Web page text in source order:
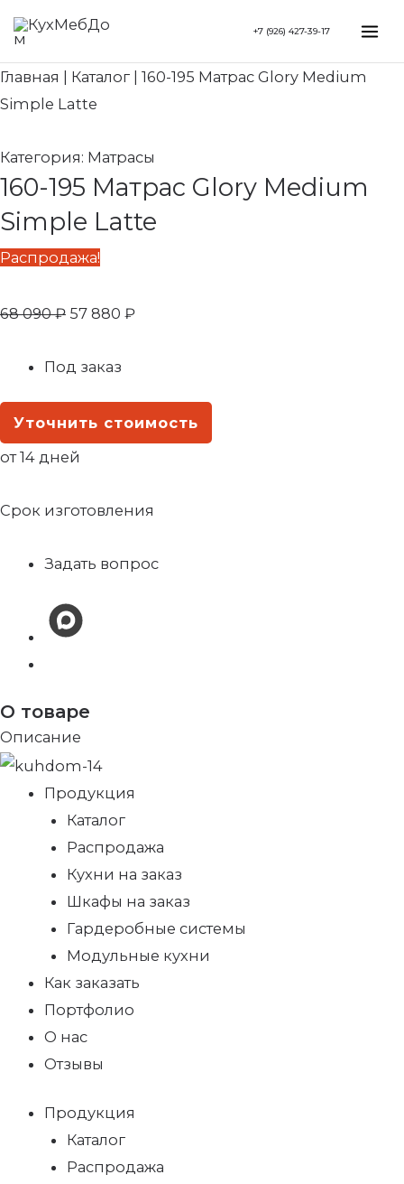
Перейти
содержимому
+7 (926) 427-39-17
Главная Каталог
160-195 Матрас Glory Medium
Simple Latte
Категория: Матрасы
160-195 Матрас Glory Medium
Simple Latte
Распродажа!
68 090₽
Первоначальная
составляла
57 880 ₽
57
Под заказ
Уточнить стоимость
от 14 дней
Срок изготовления
Задать вопрос
О товаре
Описание
Продукция
Каталог
Распродажа
Кухни на заказ
Шкафы на заказ
Гардеробные системы
Модульные кухни
Как заказать
Портфолио
О нас
Отзывы
Продукция
Каталог
Распродажа
Search...